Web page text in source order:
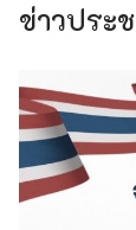
ข่าวประ